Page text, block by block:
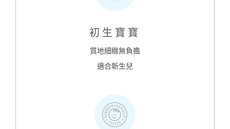
初生寶寶
質地細緻無負擔
適合新生兒